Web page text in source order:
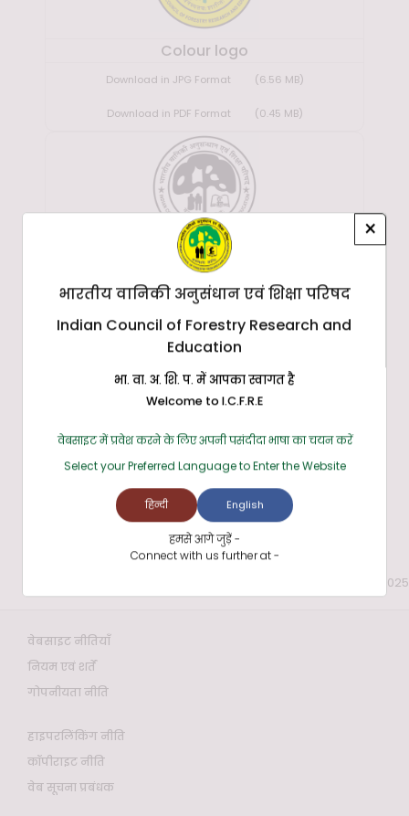
Colour logo
Download in JPG Format (6.56 MB)
Download in PDF Format (0.45 MB)
White logo
Download in JPG Format (6.49 MB)
Download in PDF Format (0.43 MB)
Last reviewed and updated on: 1 Dec 2025
वेबसाइट नीतियाँ
नियम एवं शर्तें
गोपनीयता नीति
हाइपरलिंकिंग नीति
कॉपीराइट नीति
वेब सूचना प्रबंधक
×
भारतीय वानिकी अनुसंधान एवं शिक्षा परिषद
Indian Council of Forestry Research and
Education
भा. वा. अ. शि. प. में आपका स्वागत है
Welcome to I.C.F.R.E
वेबसाइट में प्रवेश करने के लिए अपनी पसंदीदा भाषा का चयन करें
Select your Preferred Language to Enter the Website
हिन्दी English
हमसे आगे जुड़ें -
Connect with us further at -